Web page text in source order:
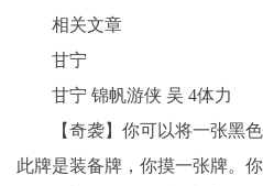
相关文章
甘宁
甘宁 锦帆游侠 吴 4体力
【奇袭】你可以将一张黑
此牌是装备牌，你摸一张牌。